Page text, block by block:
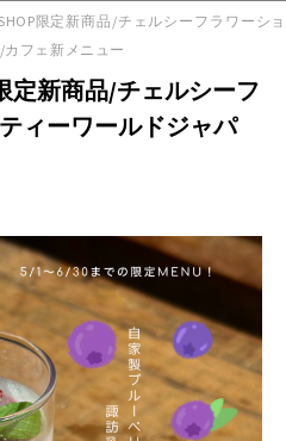
限定新商品/チェルシーフラワーショ
フェ新メニュー
定新商品/チェルシーフ
ィーワールドジャパ